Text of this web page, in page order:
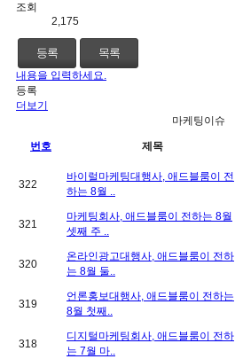
조회
2,175
등록 목록
내용을 입력하세요.
등록
더보기
마케팅이슈
번호 제목
322
바이럴마케팅대행사, 애드블룸이 전
하는 8월 ..
321
마케팅회사, 애드블룸이 전하는 8월
셋째 주 ..
320
온라인광고대행사, 애드블룸이 전하
는 8월 둘..
319
언론홍보대행사, 애드블룸이 전하는
8월 첫째..
318
디지털마케팅회사, 애드블룸이 전하
는 7월 마..